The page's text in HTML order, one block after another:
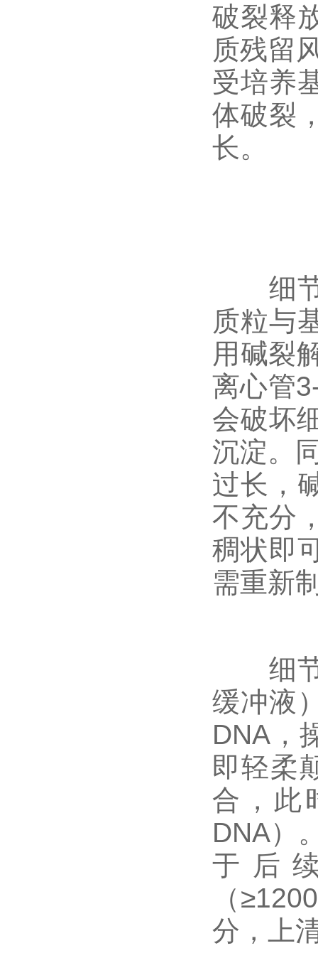
破裂释
质残留
受培养
体破裂
长。
细节
质粒与
用碱裂
离心管
会破坏
沉淀。
过长，
不充分
稠状即
需重新
细节
缓冲液
DNA，
即轻柔
合，此
DNA）
于后
（
分，上